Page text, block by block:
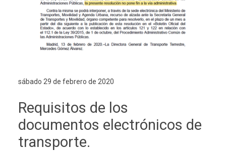
sábado 29 de febrero de 2020
Requisitos de los
documentos electrónicos de
transporte.